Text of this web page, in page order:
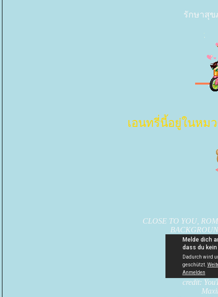
รักษาสุ
เอนทรี่นี้อยู่ในหม
CLOSE TO YOU,
credit: